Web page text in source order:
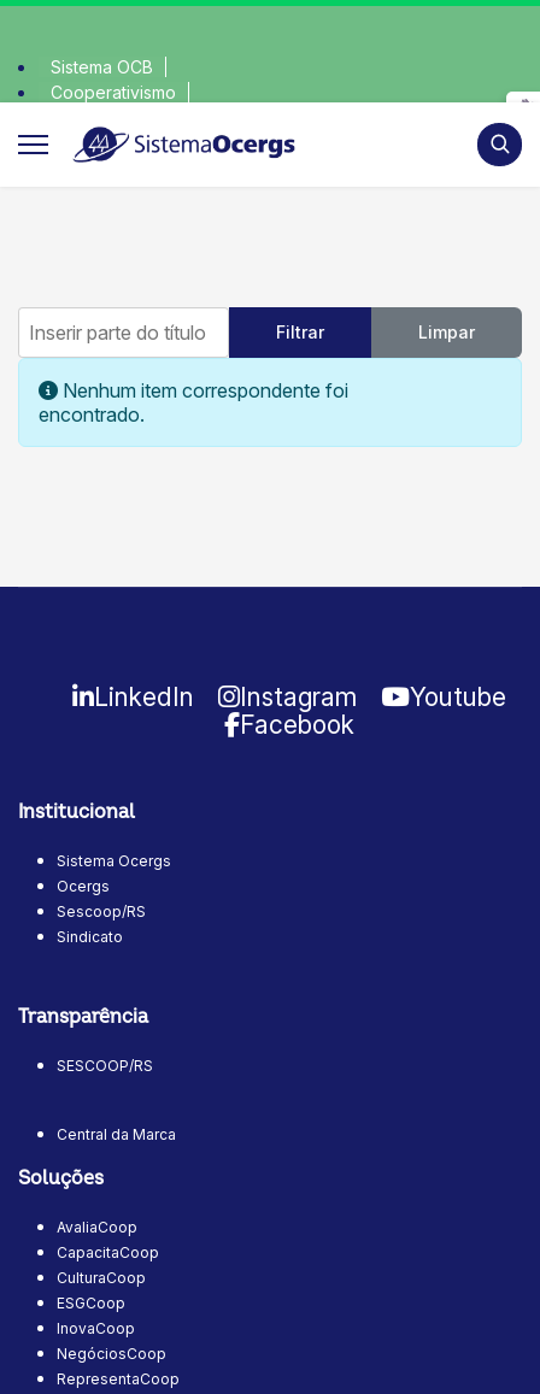
Sistema OCB
Cooperativismo
Inserir parte do título
Filtrar Limpar
Informação
Nenhum item correspondente foi
encontrado.
LinkedIn Instagram
Youtube
Facebook
Institucional
Sistema Ocergs
Ocergs
Sescoop/RS
Sindicato
Transparência
SESCOOP/RS
Central da Marca
Soluções
AvaliaCoop
CapacitaCoop
CulturaCoop
ESGCoop
InovaCoop
NegóciosCoop
RepresentaCoop